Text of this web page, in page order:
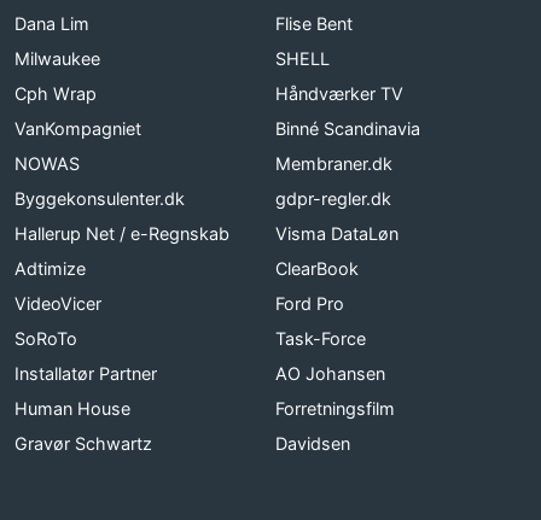
Dana Lim
Flise Bent
Milwaukee
SHELL
Cph Wrap
Håndværker TV
VanKompagniet
Binné Scandinavia
NOWAS
Membraner.dk
Byggekonsulenter.dk
gdpr-regler.dk
Hallerup Net / e-Regnskab
Visma DataLøn
Adtimize
ClearBook
VideoVicer
Ford Pro
SoRoTo
Task-Force
Installatør Partner
AO Johansen
Human House
Forretningsfilm
Gravør Schwartz
Davidsen